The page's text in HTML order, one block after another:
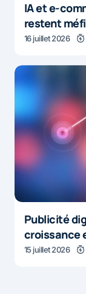
IA et e-
restent
16 juillet 2026
Publicité
croissance
15 juillet 2026